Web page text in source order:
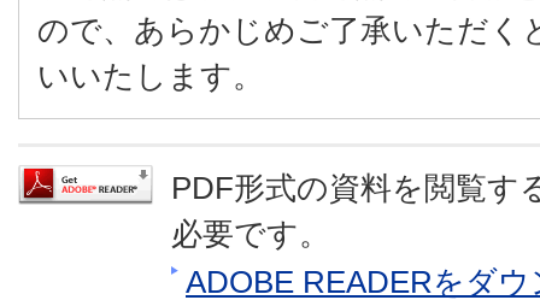
ので、あらかじめご了承いただく
いいたします。
PDF形式の資料を閲覧す
必要です。
ADOBE READERをダ